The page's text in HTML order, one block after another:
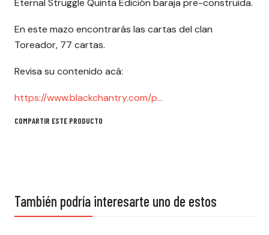
Eternal Struggle Quinta Edición baraja pre-construida.
En este mazo encontrarás las cartas del clan
Toreador, 77 cartas.
Revisa su contenido acá:
https://www.blackchantry.com/p...
COMPARTIR ESTE PRODUCTO
También podría interesarte uno de estos